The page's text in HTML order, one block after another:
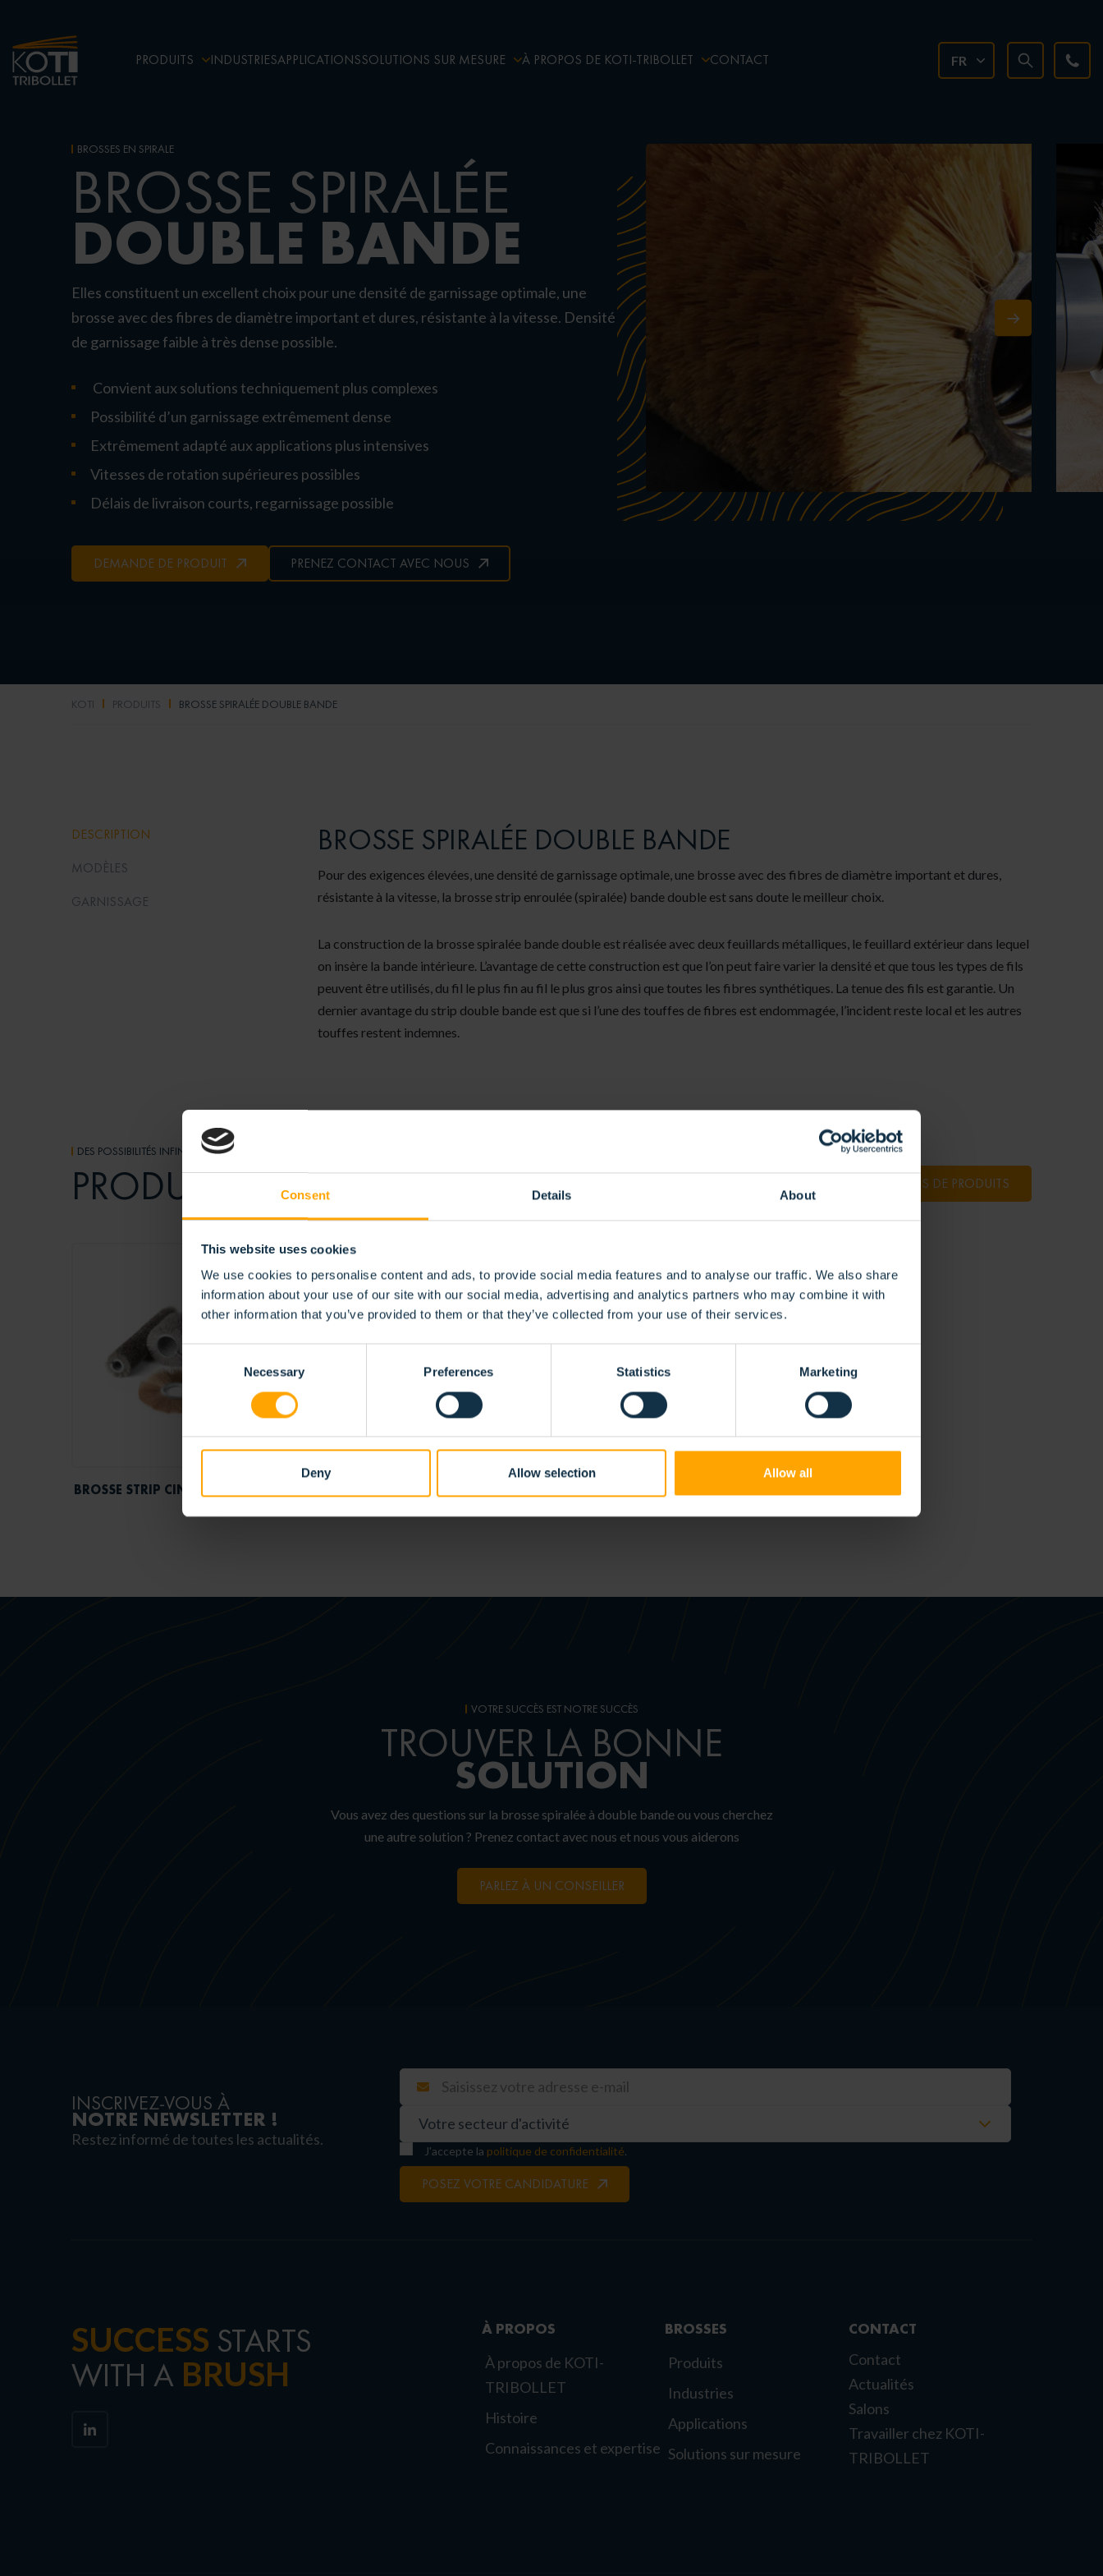
Consent Details About
This website uses cookies
We use cookies to personalise content and ads, to provide social media features and to analyse our traffic. We also share
information about your use of our site with our social media, advertising and analytics partners who may combine it with
other information that you’ve provided to them or that they’ve collected from your use of their services.
Selection
Necessary Preferences Statistics Marketing
Deny Allow selection Allow all
PRODUITS INDUSTRIESAPPLICATIONSSOLUTIONS SUR MESURE À PROPOS DE KOTI-TRIBOLLET CONTACT FR
BROSSES EN SPIRALE
BROSSE SPIRALÉE
DOUBLE BANDE
Elles constituent un excellent choix pour une densité de garnissage optimale, une
brosse avec des fibres de diamètre important et dures, résistante à la vitesse. Densité
de garnissage faible à très dense possible.
Convient aux solutions techniquement plus complexes
Possibilité d’un garnissage extrêmement dense
Extrêmement adapté aux applications plus intensives
Vitesses de rotation supérieures possibles
Délais de livraison courts, regarnissage possible
DEMANDE DE PRODUIT PRENEZ CONTACT AVEC NOUS
KOTI PRODUITS BROSSE SPIRALÉE DOUBLE BANDE
DESCRIPTION
MODÈLES
GARNISSAGE
BROSSE SPIRALÉE DOUBLE BANDE
Pour des exigences élevées, une densité de garnissage optimale, une brosse avec des fibres de diamètre important et dures,
résistante à la vitesse, la brosse strip enroulée (spiralée) bande double est sans doute le meilleur choix.
La construction de la brosse spiralée bande double est réalisée avec deux feuillards métalliques, le feuillard extérieur dans lequel
on insère la bande intérieure. L’avantage de cette construction est que l’on peut faire varier la densité et que tous les types de fils
peuvent être utilisés, du fil le plus fin au fil le plus gros ainsi que toutes les fibres synthétiques. La tenue des fils est garantie. Un
dernier avantage du strip double bande est que si l’une des touffes de fibres est endommagée, l’incident reste local et les autres
touffes restent indemnes.
DES POSSIBILITÉS INFINIES
PRODUITSAPPARENTÉS PLUS DE PRODUITS
BROSSE STRIP CINTRÉE EXTÉRIEURE
VOTRE SUCCÈS EST NOTRE SUCCÈS
TROUVER LA BONNE
SOLUTION
Vous avez des questions sur la brosse spiralée à double bande ou vous cherchez
une autre solution ? Prenez contact avec nous et nous vous aiderons
PARLEZ À UN CONSEILLER
INSCRIVEZ-VOUS À
NOTRE NEWSLETTER !
Restez informé de toutes les actualités.
J'accepte la politique de confidentialité.
POSEZ VOTRE CANDIDATURE
SUCCESS STARTS
WITH A BRUSH
À PROPOS
À propos de KOTI-
TRIBOLLET
Histoire
Connaissances et expertise
BROSSES
Produits
Industries
Applications
Solutions sur mesure
CONTACT
Contact
Actualités
Salons
Travailler chez KOTI-
TRIBOLLET